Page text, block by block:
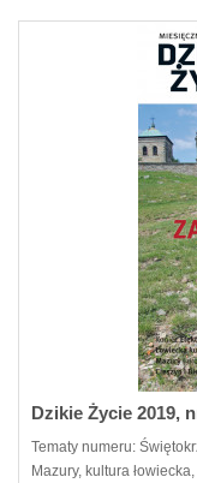
Dzikie Życie 2019,
Tematy numeru:
Mazury, kultura łowiecka,